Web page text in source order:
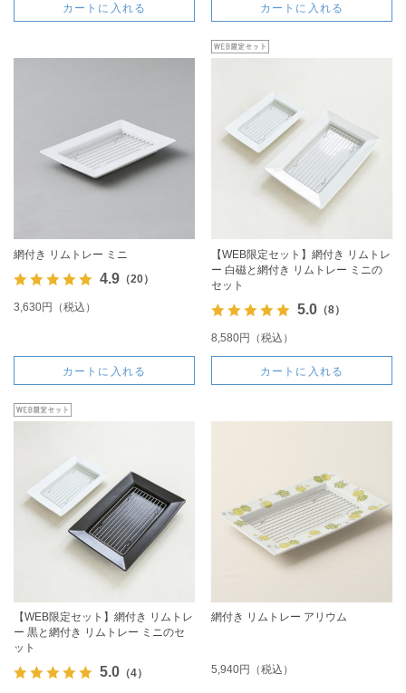
カートに入れる カートに入れる
網付き リムトレー ミニ
4.9（20）
3,630円（税込）
カートに入れる
【WEB限定セット】網付き リムトレ
ー 白磁と網付き リムトレー ミニの
セット
5.0（8）
8,580円（税込）
カートに入れる
【WEB限定セット】網付き リムトレ
ー 黒と網付き リムトレー ミニのセ
ット
5.0（4）
網付き リムトレー アリウム
5,940円（税込）